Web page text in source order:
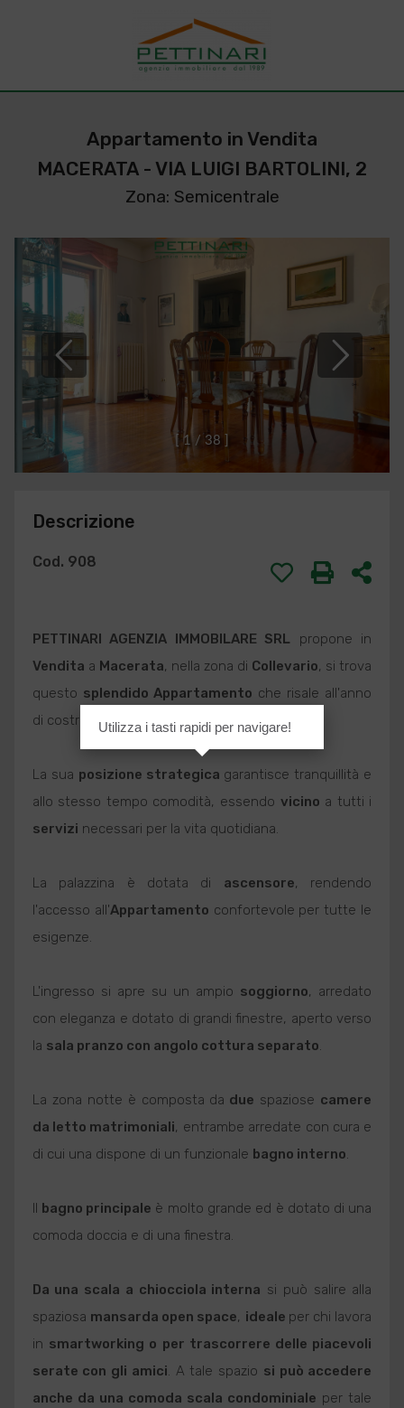
Appartamento in Vendita
MACERATA - VIA LUIGI BARTOLINI, 2
Zona: Semicentrale
1 / 38
Descrizione
Cod. 908
PETTINARI AGENZIA IMMOBILARE SRL propone in
Vendita a Macerata, nella zona di Collevario, si trova
questo splendido Appartamento che risale all'anno
di costruzione 1985.
La sua posizione strategica garantisce tranquillità e
allo stesso tempo comodità, essendo vicino a tutti i
servizi necessari per la vita quotidiana.
La palazzina è dotata di ascensore, rendendo
l'accesso all'Appartamento confortevole per tutte le
esigenze.
L'ingresso si apre su un ampio soggiorno, arredato
con eleganza e dotato di grandi finestre, aperto verso
la sala pranzo con angolo cottura separato.
La zona notte è composta da due spaziose camere
da letto matrimoniali, entrambe arredate con cura e
di cui una dispone di un funzionale bagno interno.
Il bagno principale è molto grande ed è dotato di una
comoda doccia e di una finestra.
Da una scala a chiocciola interna si può salire alla
spaziosa mansarda open space, ideale per chi lavora
in smartworking o per trascorrere delle piacevoli
serate con gli amici. A tale spazio si può accedere
anche da una comoda scala condominiale per tale
Utilizza i tasti rapidi per navigare!